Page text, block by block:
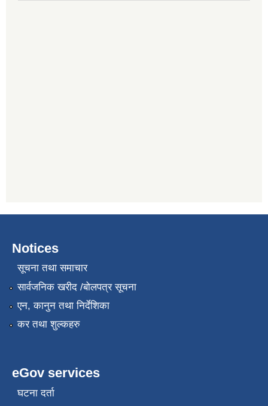
Notices
सूचना तथा समाचार
सार्वजनिक खरीद /बोलपत्र सूचना
एन, कानुन तथा निर्देशिका
कर तथा शुल्कहरु
eGov services
घटना दर्ता